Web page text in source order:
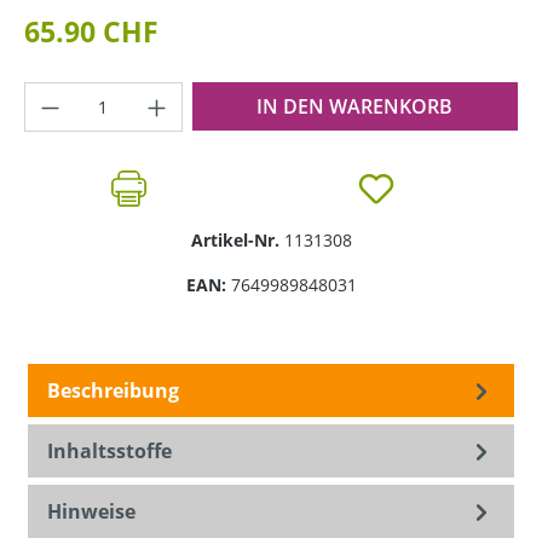
65.90 CHF
Produkt Anzahl: Gib den gewünschten
IN DEN WARENKORB
Artikel-Nr. 1131308
EAN: 7649989848031
Beschreibung
Inhaltsstoffe
Hinweise